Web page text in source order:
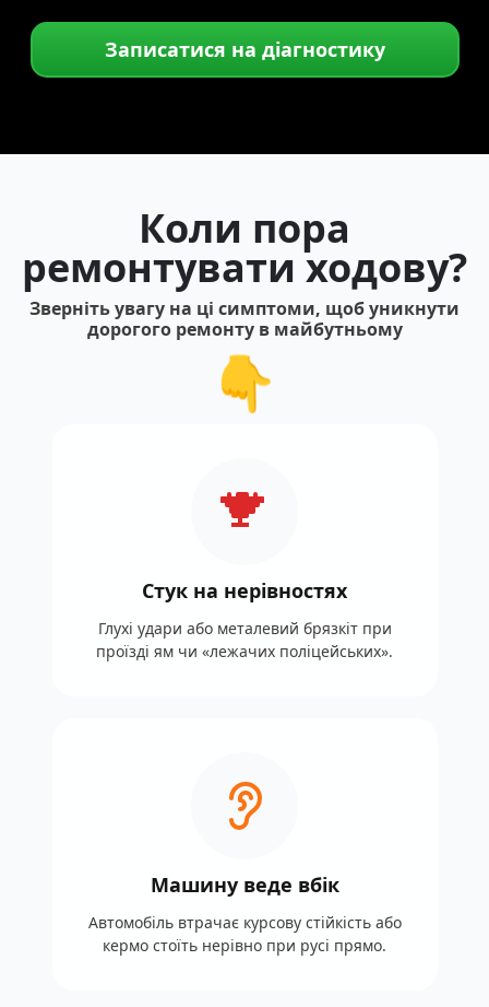
Записатися на діагностику
Коли пора
ремонтувати ходову?
Зверніть увагу на ці симптоми, щоб уникнути
дорогого ремонту в майбутньому
👇
Стук на нерівностях
Глухі удари або металевий брязкіт при
проїзді ям чи «лежачих поліцейських».
Машину веде вбік
Автомобіль втрачає курсову стійкість або
кермо стоїть нерівно при русі прямо.